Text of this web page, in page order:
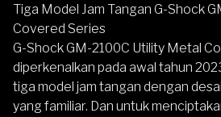
Tiga Model Jam Tangan G-Shock
Covered Series
G-Shock GM-2100C Utility Metal
diperkenalkan pada awal tahun
tiga model jam tangan dengan
yang familiar. Dan untuk